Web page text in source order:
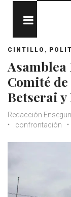
CINTILLO ,
Comité
Betserai y
Redacción
confrontación